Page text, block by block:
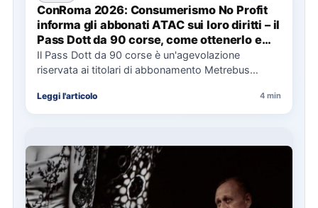
ConRoma 2026: Consumerismo No Profit
informa gli abbonati ATAC sui loro diritti – il
Pass Dott da 90 corse, come ottenerlo e
cosa spetta in caso di disservizi
Il Pass Dott da 90 corse è un'agevolazione
riservata ai titolari di abbonamento Metrebus
Leggi l'articolo 4 min